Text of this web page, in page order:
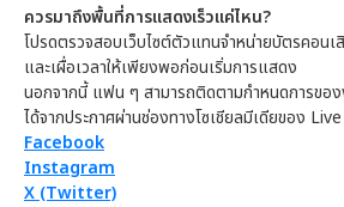
ควรมาถึงพื้นที่การแสดงเร็วแค่ไหน?
โปรดตรวจสอบเว็บไซต์ตัวแทนจำหน่ายบัตรคอนเ
และเผื่อเวลาให้เพียงพอก่อนเริ่มการแสดง
นอกจากนี้ แฟน ๆ สามารถติดตามกำหนดการขอ
ได้จากประกาศผ่านช่องทางโซเชียลมีเดียของ
Facebook
Instagram
X (Twitter)